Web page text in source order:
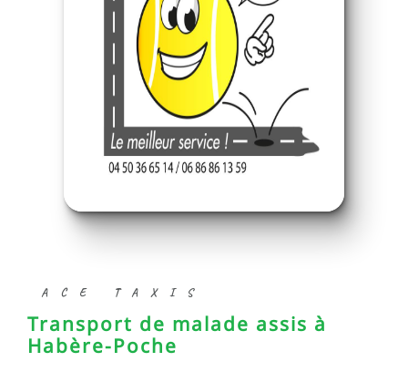
ACE TAXIS
Transport de malade assis à
Habère-Poche